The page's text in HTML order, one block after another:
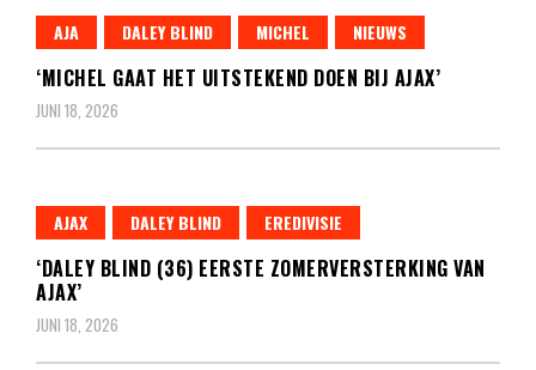
AJA DALEY BLIND MICHEL NIEUWS
‘MICHEL GAAT HET UITSTEKEND DOEN BIJ AJAX’
JUNI 18, 2026
AJAX DALEY BLIND EREDIVISIE
‘DALEY BLIND (36) EERSTE ZOMERVERSTERKING VAN
AJAX’
JUNI 18, 2026